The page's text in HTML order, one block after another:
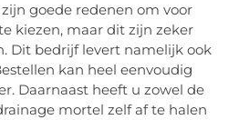
goede redenen om voor
kiezen, maar dit zijn zeker
Dit bedrijf levert namelijk ook
kan heel eenvoudig
Daarnaast heeft u zowel de
mortel zelf af te halen